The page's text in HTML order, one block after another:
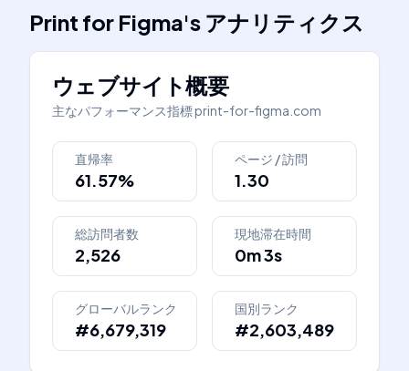
Print for Figma's アナリティクス
ウェブサイト概要
主なパフォーマンス指標print-for-figma.com
直帰率
61.57%
ページ / 訪問
1.30
総訪問者数
2,526
現地滞在時間
0m 3s
グローバルランク
#6,679,319
国別ランク
#2,603,489